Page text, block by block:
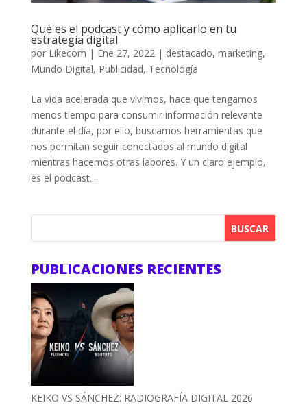
Qué es el podcast y cómo aplicarlo en tu
estrategia digital
por Likecom | Ene 27, 2022| destacado, marketing,
Mundo Digital, Publicidad, Tecnología
La vida acelerada que vivimos, hace que tengamos
menos tiempo para consumir información relevante
durante el día, por ello, buscamos herramientas que
nos permitan seguir conectados al mundo digital
mientras hacemos otras labores. Y un claro ejemplo,
es el podcast....
BUSCAR
PUBLICACIONES RECIENTES
KEIKO VS SÁNCHEZ: RADIOGRAFÍA DIGITAL 2026